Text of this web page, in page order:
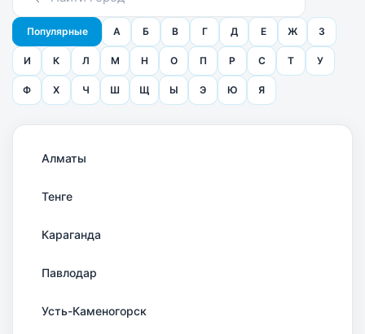
Популярные А Б В Г Д Е Ж З
И К Л М Н О П Р С Т У
Ф Х Ч Ш Щ Ы Э Ю Я
Алматы
Тенге
Караганда
Павлодар
Усть-Каменогорск